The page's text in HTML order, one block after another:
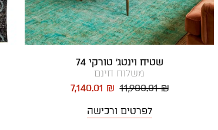
שטיח וינטג' טורקי 74
משלוח חינם
11,900.01 ₪
7,140.01 ₪
לפרטים ורכישה